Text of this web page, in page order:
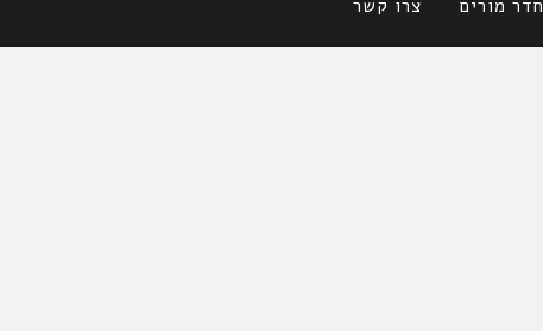
חדר מורים צרו קשר